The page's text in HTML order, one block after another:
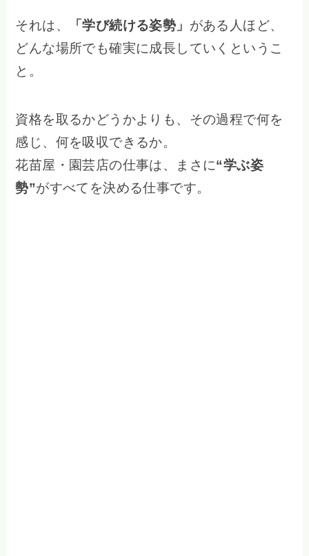
それは、 「学び続ける姿勢」 がある人ほど、
どんな場所でも確実に成長していくというこ
と。
資格を取るかどうかよりも、その過程で何を
感じ、何を吸収できるか。
花苗屋・園芸店の仕事は、まさに“学ぶ姿
勢”がすべてを決める仕事です。